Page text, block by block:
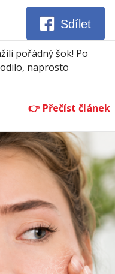
Sdílet
pořádný šok! Po
naprosto